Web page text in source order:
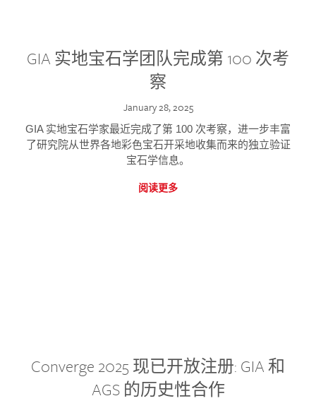
GIA 实地宝石学团队完成第 100 次考
察
January 28, 2025
GIA 实地宝石学家最近完成了第 100 次考察，进一步丰富
了研究院从世界各地彩色宝石开采地收集而来的独立验证
宝石学信息。
阅读更多
Converge 2025 现已开放注册: GIA 和
AGS 的历史性合作